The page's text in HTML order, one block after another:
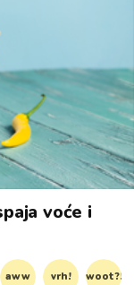
voće i
aww vrh! woot?!